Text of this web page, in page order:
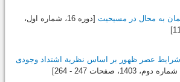
به محال در مسیحیت [دوره 16، شماره اول،
شرایط عصر ظهور بر اساس نظریة اشتداد وجودی
1403، صفحات 247 - 264]